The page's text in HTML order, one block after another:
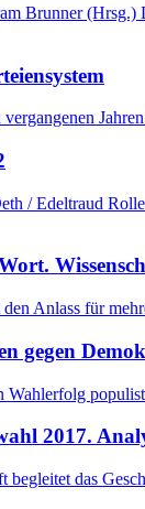
Brunner (Hrsg.)
/ Edeltraud
Anlass für
gegen
Wahlerfolg
2017.
begleitet das